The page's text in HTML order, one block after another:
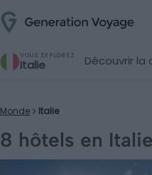
VOUS EXPLOREZ
Italie Découvrir
Monde Italie
8 hôtels en